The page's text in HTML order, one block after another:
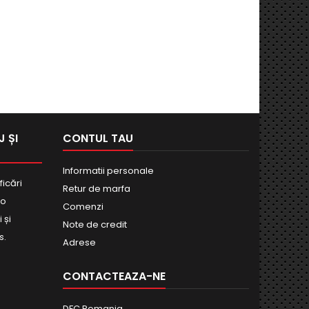
ȘI
și
CONTUL TAU
Informatii personale
Retur de marfa
Comenzi
Note de credit
Adrese
CONTACTEAZA-NE